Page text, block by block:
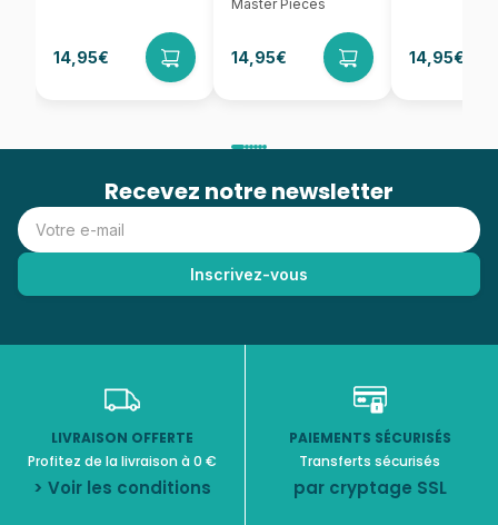
14,95€
Master Pieces
14,95€ 14,95€
Recevez notre newsletter
LIVRAISON OFFERTE
Profitez de la livraison à 0 €
> Voir les conditions
PAIEMENTS SÉCURISÉS
Transferts sécurisés
par cryptage SSL